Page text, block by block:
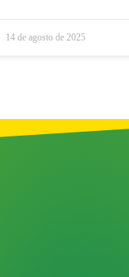
14 de agosto de 2025